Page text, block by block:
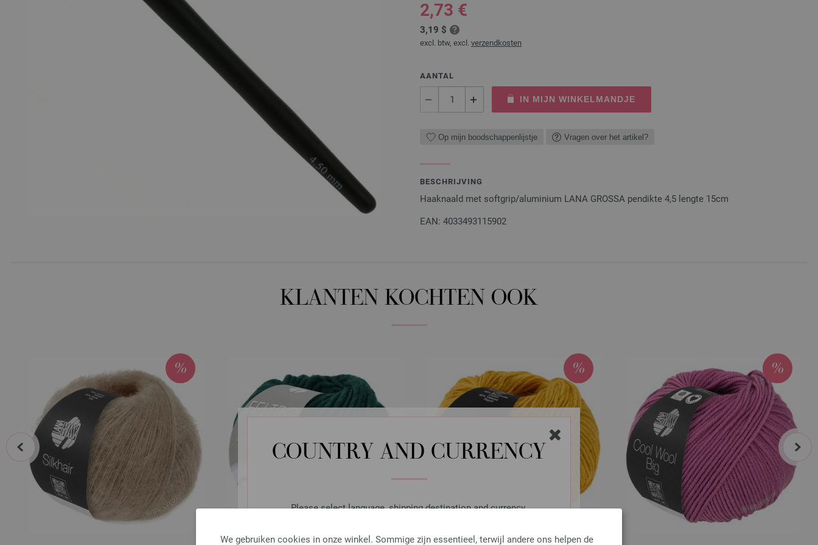
COUNTRY AND CURRENCY
Please select language, shipping destination and currency.
We gebruiken cookies in onze winkel. Sommige zijn essentieel, terwijl andere ons helpen de
2,73 €
3,19 $
excl. btw, excl. verzendkosten
AANTAL
IN MIJN WINKELMANDJE
Op mijn boodschappenlijstje Vragen over het artikel?
BESCHRIJVING
Haaknaald met softgrip/aluminium LANA GROSSA pendikte 4,5 lengte 15cm
EAN: 4033493115902
KLANTEN KOCHTEN OOK
prev next